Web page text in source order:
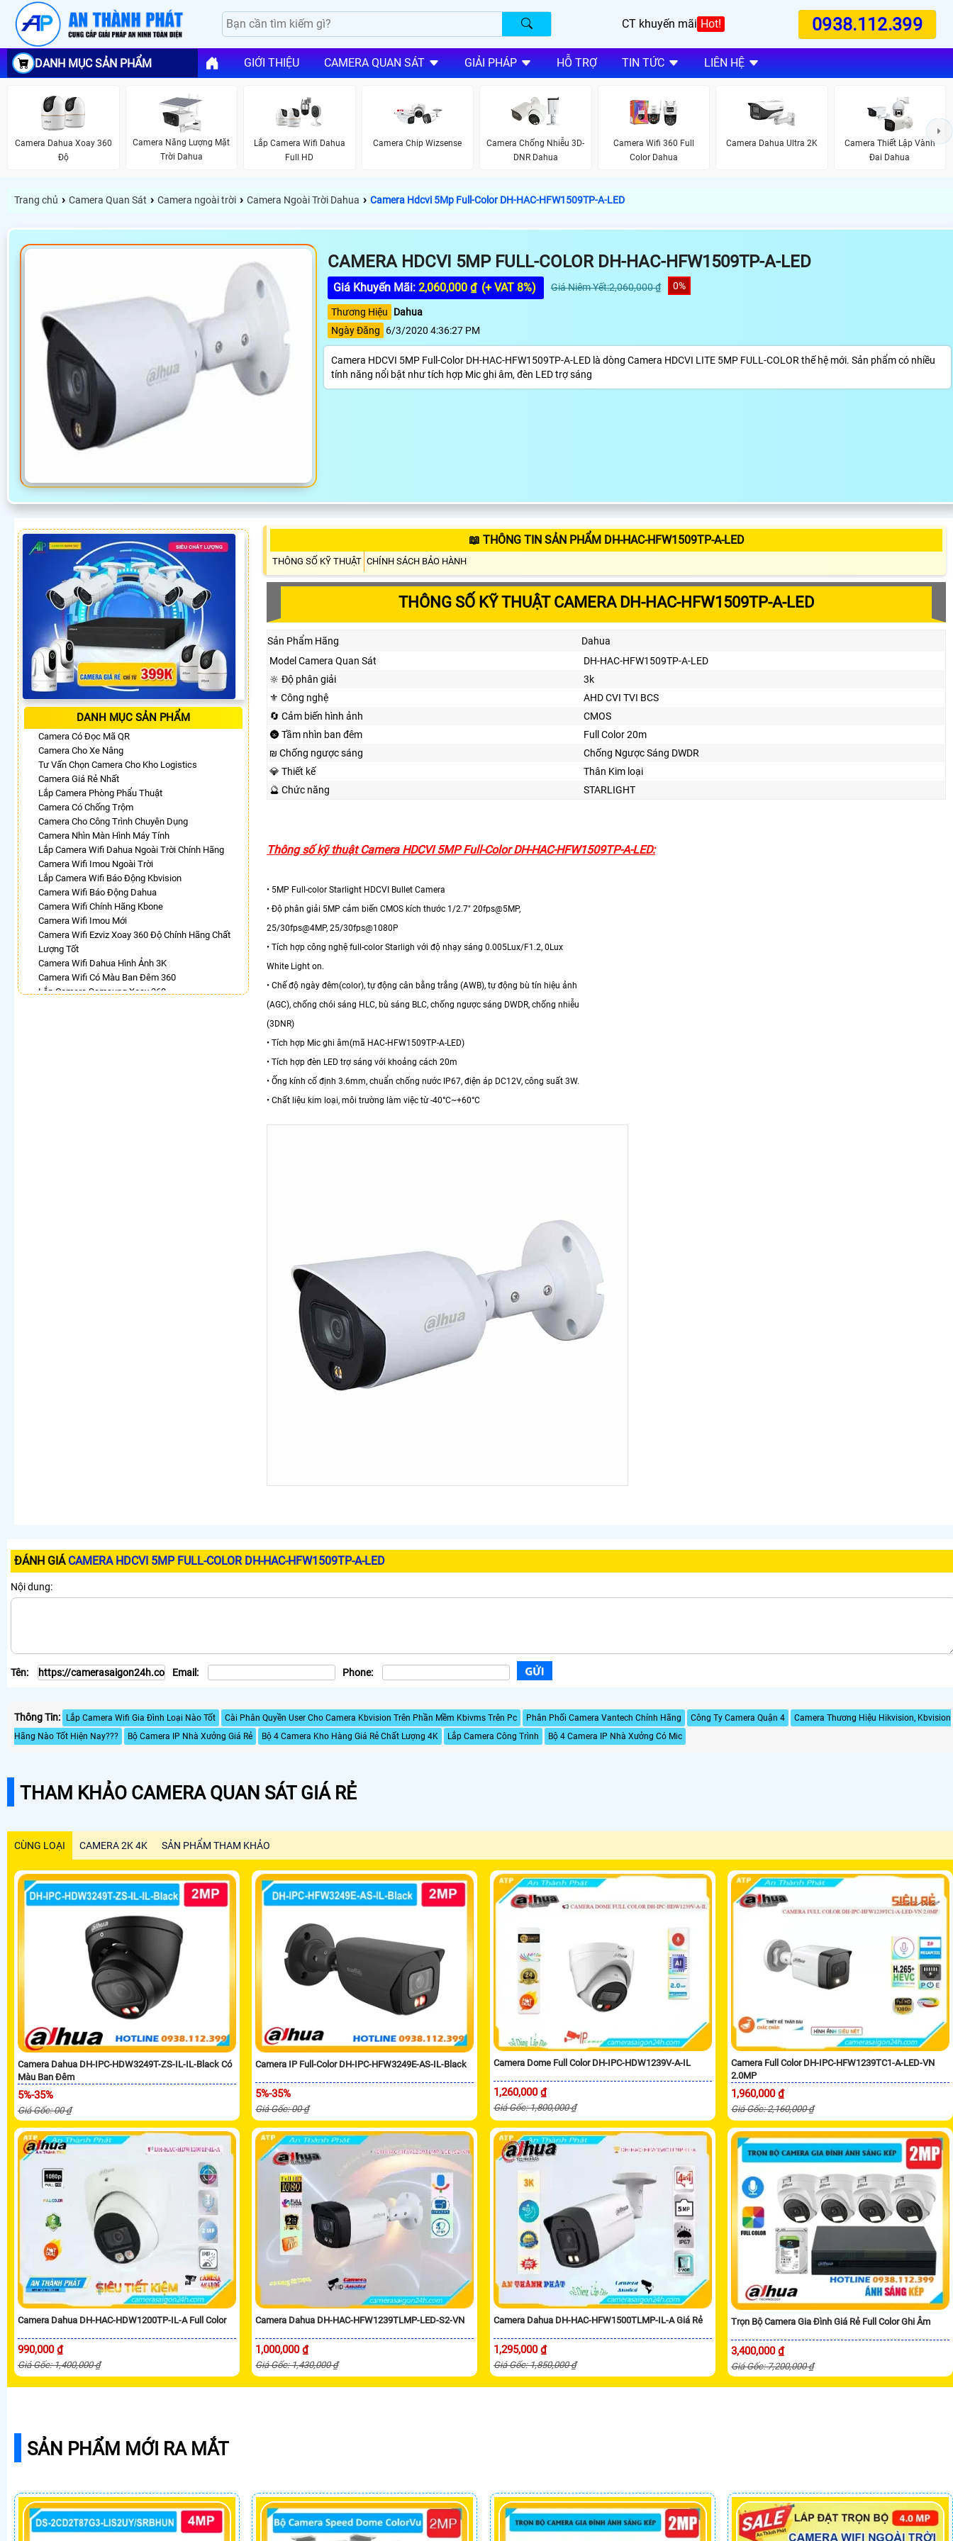
CT khuyến mãi Hot! 0938.112.399
DANH MỤC SẢN PHẨM GIỚI THIỆU CAMERA QUAN SÁT GIẢI PHÁP HỖ TRỢ TIN TỨC LIÊN HỆ
Camera Dahua Xoay 360
Độ
Camera Năng Lượng Mặt
Trời Dahua
Lắp Camera Wifi Dahua
Full HD
Camera Chip Wizsense
Camera Chống Nhiễu 3D-
DNR Dahua
Camera Wifi 360 Full
Color Dahua
Camera Dahua Ultra 2K
Camera Thiết Lập Vành
Đai Dahua
Trang chủ › Camera Quan Sát › Camera ngoài trời › Camera Ngoài Trời Dahua › Camera Hdcvi 5Mp Full-Color DH-HAC-HFW1509TP-A-LED
CAMERA HDCVI 5MP FULL-COLOR DH-HAC-HFW1509TP-A-LED
Giá Khuyến Mãi: 2,060,000 ₫ (+ VAT 8%) Giá Niêm Yết:2,060,000 ₫ 0%
Thương Hiệu
Dahua
Ngày Đăng
6/3/2020 4:36:27 PM
Camera HDCVI 5MP Full-Color DH-HAC-HFW1509TP-A-LED là dòng Camera HDCVI LITE 5MP FULL-COLOR thế hệ mới. Sản phẩm có nhiều
tính năng nổi bật như tích hợp Mic ghi âm, đèn LED trợ sáng
DANH MỤC SẢN PHẨM
Camera Có Đọc Mã QR
Camera Cho Xe Nâng
Tư Vấn Chọn Camera Cho Kho Logistics
Camera Giá Rẻ Nhất
Lắp Camera Phòng Phẩu Thuật
Camera Có Chống Trộm
Camera Cho Công Trình Chuyên Dụng
Camera Nhìn Màn Hình Máy Tính
Lắp Camera Wifi Dahua Ngoài Trời Chính Hãng
Camera Wifi Imou Ngoài Trời
Lắp Camera Wifi Báo Động Kbvision
Camera Wifi Báo Động Dahua
Camera Wifi Chính Hãng Kbone
Camera Wifi Imou Mới
Camera Wifi Ezviz Xoay 360 Độ Chính Hãng Chất
Lượng Tốt
Camera Wifi Dahua Hình Ảnh 3K
Camera Wifi Có Màu Ban Đêm 360
Lắp Camera Samsung Xoay 360
📖 THÔNG TIN SẢN PHẨM DH-HAC-HFW1509TP-A-LED
THÔNG SỐ KỸ THUẬT CHÍNH SÁCH BẢO HÀNH
THÔNG SỐ KỸ THUẬT CAMERA DH-HAC-HFW1509TP-A-LED
Sản Phẩm Hãng
Dahua
Model Camera Quan Sát
DH-HAC-HFW1509TP-A-LED
🔆 Độ phân giải
3k
⚜️ Công nghệ
AHD CVI TVI BCS
🔄 Cảm biến hình ảnh
CMOS
🌚 Tầm nhìn ban đêm
Full Color 20m
₪ Chống ngược sáng
Chống Ngược Sáng DWDR
💎 Thiết kế
Thân Kim loại
🔮 Chức năng
STARLIGHT
Thông số kỹ thuật Camera HDCVI 5MP Full-Color DH-HAC-HFW1509TP-A-LED:
• 5MP Full-color Starlight HDCVI Bullet Camera
• Độ phân giải 5MP cảm biến CMOS kích thước 1/2.7" 20fps@5MP,
25/30fps@4MP, 25/30fps@1080P
• Tích hợp công nghệ full-color Starligh với độ nhạy sáng 0.005Lux/F1.2, 0Lux
White Light on.
• Chế độ ngày đêm(color), tự động cân bằng trắng (AWB), tự động bù tín hiệu ảnh
(AGC), chống chói sáng HLC, bù sáng BLC, chống ngược sáng DWDR, chống nhiễu
(3DNR)
• Tích hợp Mic ghi âm(mã HAC-HFW1509TP-A-LED)
• Tích hợp đèn LED trợ sáng với khoảng cách 20m
• Ống kính cố định 3.6mm, chuẩn chống nước IP67, điện áp DC12V, công suất 3W.
• Chất liệu kim loại, môi trường làm việc từ -40°C~+60°C
ĐÁNH GIÁ CAMERA HDCVI 5MP FULL-COLOR DH-HAC-HFW1509TP-A-LED
Nội dung:
Tên: Email: Phone:
Thông Tin: Lắp Camera Wifi Gia Đình Loại Nào Tốt Cài Phân Quyền User Cho Camera Kbvision Trên Phần Mềm Kbivms Trên Pc Phân Phối Camera Vantech Chính Hãng Công Ty Camera Quận 4
Camera Thương Hiệu Hikvision, Kbvision
Hãng Nào Tốt Hiện Nay???
Bộ Camera IP Nhà Xưởng Giá Rẻ Bộ 4 Camera Kho Hàng Giá Rẻ Chất Lượng 4K Lắp Camera Công Trình Bộ 4 Camera IP Nhà Xưởng Có Mic
THAM KHẢO CAMERA QUAN SÁT GIÁ RẺ
CÙNG LOẠI CAMERA 2K 4K SẢN PHẨM THAM KHẢO
Camera Dahua DH-IPC-HDW3249T-ZS-IL-IL-Black Có
Màu Ban Đêm
5%-35%
Giá Gốc: 00 ₫
Camera IP Full-Color DH-IPC-HFW3249E-AS-IL-Black
5%-35%
Giá Gốc: 00 ₫
Camera Dome Full Color DH-IPC-HDW1239V-A-IL
1,260,000 ₫
Giá Gốc: 1,800,000 ₫
Camera Full Color DH-IPC-HFW1239TC1-A-LED-VN
2.0MP
1,960,000 ₫
Giá Gốc: 2,160,000 ₫
Camera Dahua DH-HAC-HDW1200TP-IL-A Full Color
990,000 ₫
Giá Gốc: 1,400,000 ₫
Camera Dahua DH-HAC-HFW1239TLMP-LED-S2-VN
1,000,000 ₫
Giá Gốc: 1,430,000 ₫
Camera Dahua DH-HAC-HFW1500TLMP-IL-A Giá Rẻ
1,295,000 ₫
Giá Gốc: 1,850,000 ₫
Trọn Bộ Camera Gia Đình Giá Rẻ Full Color Ghi Âm
3,400,000 ₫
Giá Gốc: 7,200,000 ₫
SẢN PHẨM MỚI RA MẮT